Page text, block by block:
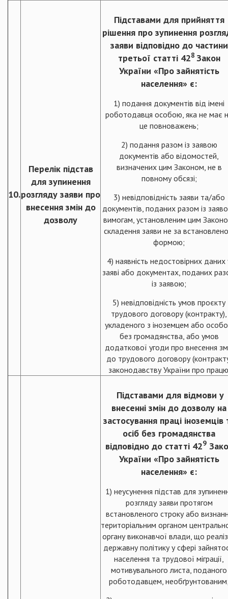
10.
Перелік підстав
для зупинення
розгляду заяви про
внесення змін до
дозволу
Підставами для прийняття
рішення про зупинення
заяви відповідно до частини
третьої статті 428 Закон
України «Про зайнятість
населення» є:
1) подання документів від імені
роботодавця особою, яка не має
це повноважень;
2) подання разом із заявою
документів або відомостей,
визначених цим Законом, не в
повному обсязі;
3) невідповідність заяви та/або
документів, поданих разом із
вимогам, установленим цим
складення заяви не за
формою;
4) наявність недостовірних даних
заяві або документах, поданих
із заявою;
5) невідповідність умов проєкту
трудового договору (контракту),
укладеного з іноземцем або
без громадянства, або умов
додаткової угоди про внесення
до трудового договору
законодавству України про
Підставами для відмови у
внесенні змін до дозволу на
застосування праці іноземців
осіб без громадянства
відповідно до статті 429
України «Про зайнятість
населення» є:
1) неусунення підстав для
розгляду заяви протягом
встановленого строку або
територіальним органом
органу виконавчої влади, що
державну політику у сфері
населення та трудової міграції,
мотивувального листа, поданого
роботодавцем,